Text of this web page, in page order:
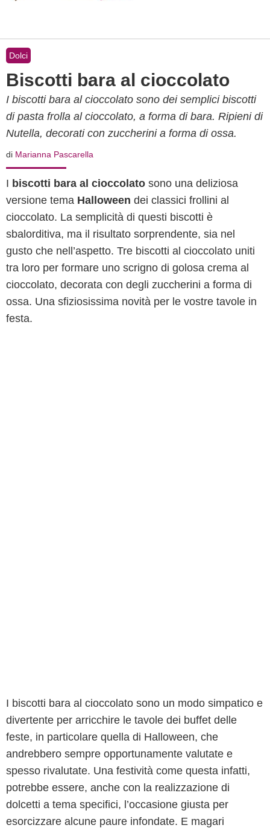
Dolci
Biscotti bara al cioccolato
I biscotti bara al cioccolato sono dei semplici biscotti
di pasta frolla al cioccolato, a forma di bara. Ripieni di
Nutella, decorati con zuccherini a forma di ossa.
di Marianna Pascarella
I biscotti bara al cioccolato sono una deliziosa
versione tema Halloween dei classici frollini al
cioccolato. La semplicità di questi biscotti è
sbalorditiva, ma il risultato sorprendente, sia nel
gusto che nell’aspetto. Tre biscotti al cioccolato uniti
tra loro per formare uno scrigno di golosa crema al
cioccolato, decorata con degli zuccherini a forma di
ossa. Una sfiziosissima novità per le vostre tavole in
festa.
I biscotti bara al cioccolato sono un modo simpatico e
divertente per arricchire le tavole dei buffet delle
feste, in particolare quella di Halloween, che
andrebbero sempre opportunamente valutate e
spesso rivalutate. Una festività come questa infatti,
potrebbe essere, anche con la realizzazione di
dolcetti a tema specifici, l’occasione giusta per
esorcizzare alcune paure infondate. E magari